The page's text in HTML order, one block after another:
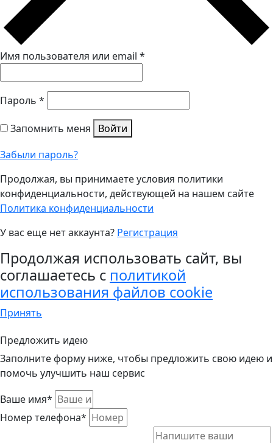
Имя пользователя или email *
Пароль *
Запомнить меня
Войти
Забыли пароль?
Продолжая, вы принимаете условия политики
конфиденциальности, действующей на нашем сайте
Политика конфиденциальности
У вас еще нет аккаунта? Регистрация
Продолжая использовать сайт, вы
соглашаетесь с политикой
использования файлов cookie
Принять
Предложить идею
Заполните форму ниже, чтобы предложить свою идею и
помочь улучшить наш сервис
Ваше имя*
Номер телефона*